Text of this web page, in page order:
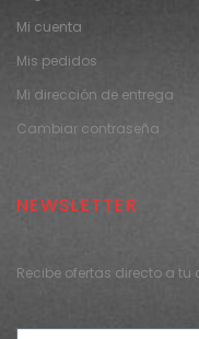
Mi cuenta
Mis pedidos
Mi dirección de entrega
Cambiar contraseña
NEWSLETTER
Recibe ofertas directo a tu